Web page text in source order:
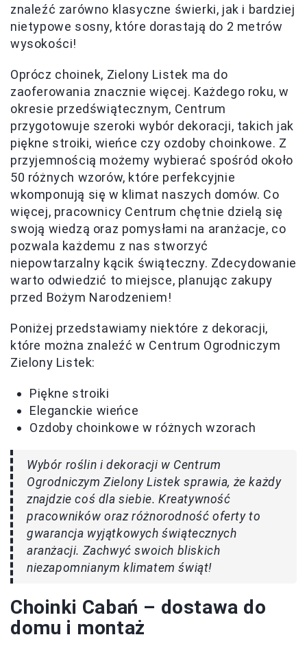
znaleźć zarówno klasyczne świerki, jak i bardziej
nietypowe sosny, które dorastają do 2 metrów
wysokości!
Oprócz choinek, Zielony Listek ma do
zaoferowania znacznie więcej. Każdego roku, w
okresie przedświątecznym, Centrum
przygotowuje szeroki wybór dekoracji, takich jak
piękne stroiki, wieńce czy ozdoby choinkowe. Z
przyjemnością możemy wybierać spośród około
50 różnych wzorów, które perfekcyjnie
wkomponują się w klimat naszych domów. Co
więcej, pracownicy Centrum chętnie dzielą się
swoją wiedzą oraz pomysłami na aranżacje, co
pozwala każdemu z nas stworzyć
niepowtarzalny kącik świąteczny. Zdecydowanie
warto odwiedzić to miejsce, planując zakupy
przed Bożym Narodzeniem!
Poniżej przedstawiamy niektóre z dekoracji,
które można znaleźć w Centrum Ogrodniczym
Zielony Listek:
Piękne stroiki
Eleganckie wieńce
Ozdoby choinkowe w różnych wzorach
Wybór roślin i dekoracji w Centrum
Ogrodniczym Zielony Listek sprawia, że każdy
znajdzie coś dla siebie. Kreatywność
pracowników oraz różnorodność oferty to
gwarancja wyjątkowych świątecznych
aranżacji. Zachwyć swoich bliskich
niezapomnianym klimatem świąt!
Choinki Cabań – dostawa do
domu i montaż